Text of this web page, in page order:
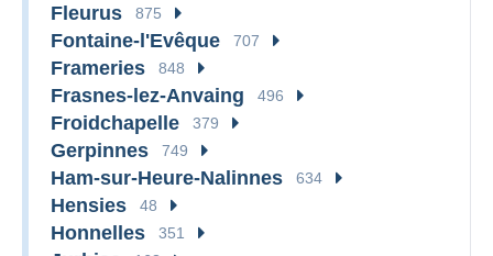
Fleurus 875
Fontaine-l'Evêque 707
Frameries 848
Frasnes-lez-Anvaing 496
Froidchapelle 379
Gerpinnes 749
Ham-sur-Heure-Nalinnes 634
Hensies 48
Honnelles 351